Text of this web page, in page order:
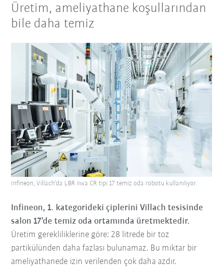
Üretim, ameliyathane koşullarından
bile daha temiz
Infineon, 1. kategorideki çiplerini Villach tesisinde
salon 17’de temiz oda ortamında üretmektedir.
Üretim gerekliliklerine göre: 28 litrede bir toz
partikülünden daha fazlası bulunamaz. Bu miktar bir
ameliyathanede izin verilenden çok daha azdır.
Infineon, Villach’da LBR iiwa CR tipi 17 temiz oda robotu kullanılıyor.